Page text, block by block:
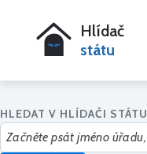
Hlídač
státu
HLEDAT V HLÍDAČI STÁTU